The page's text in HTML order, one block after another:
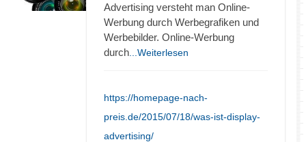
Advertising versteht man Online-
Werbung durch Werbegrafiken und
Werbebilder. Online-Werbung
durch ...Weiterlesen
https://homepage-nach-
preis.de/2015/07/18/was-ist-display-
advertising/